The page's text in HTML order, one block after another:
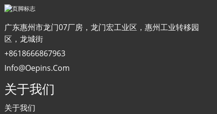
广东惠州市龙门07厂房，龙门宏工业区，惠州工业转移园
区，龙城街
+8618666867963
Info@oepins.com
关于我们
关于我们